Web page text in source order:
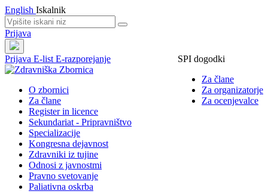
English Iskalnik
Prijava
Prijava
SPI dogodki
Za člane
Za organizatorje
Za ocenjevalce
E-list E-razporejanje
O zbornici
Za člane
Register in licence
Sekundariat - Pripravništvo
Specializacije
Kongresna dejavnost
Zdravniki iz tujine
Odnosi z javnostmi
Pravno svetovanje
Paliativna oskrba